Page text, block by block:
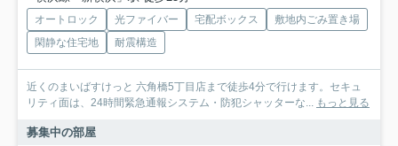
オートロック 光ファイバー 宅配ボックス
敷地内ごみ置き場
閑静な住宅地
耐震構造
近くのまいばすけっと 六角橋5丁目店まで徒歩4分で行けます。セキュ
リティ面は、24時間緊急通報システム・防犯シャッターな... もっと見る
募集中の部屋